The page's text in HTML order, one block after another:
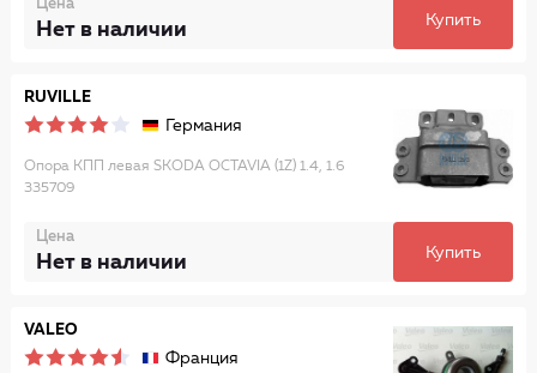
Цена
Нет в наличии Купить
RUVILLE
Германия
Опора КПП левая SKODA OCTAVIA (1Z) 1.4, 1.6
335709
Цена
Нет в наличии Купить
VALEO
Франция